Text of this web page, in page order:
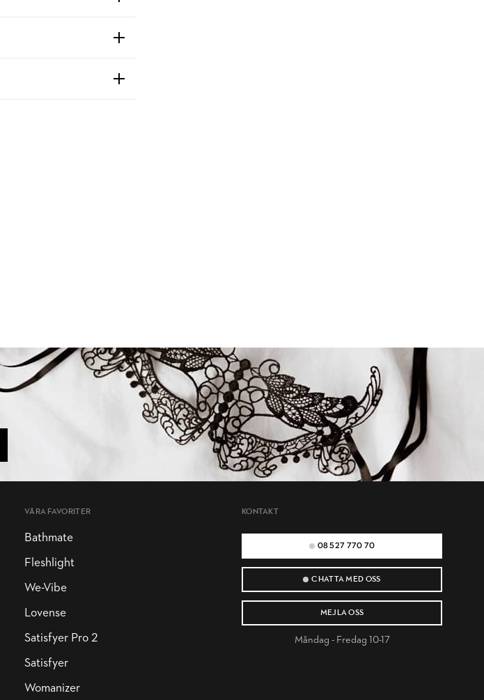
KONTAKT
08 527 770 70
CHATTA MED OSS
MEJLA OSS
Måndag - Fredag 10-17
VÅRA FAVORITER
Bathmate
Fleshlight
We-Vibe
Lovense
Satisfyer Pro 2
Satisfyer
Womanizer